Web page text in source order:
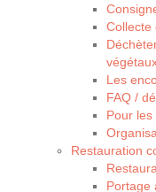
Collecte
Les
FAQ /
Pour
Restauration
Portage